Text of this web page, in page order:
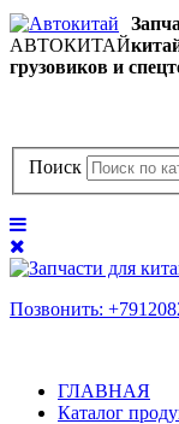
АВТОКИТАЙ
грузовиков и
Поиск
Позвонить:
ГЛАВНАЯ
Каталог